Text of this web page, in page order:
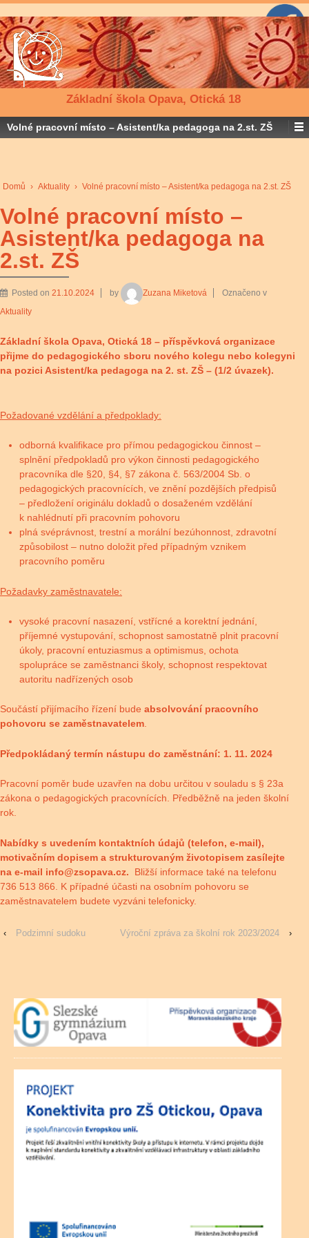
Základní škola Opava, Otická 18
Volné pracovní místo – Asistent/ka pedagoga na 2.st. ZŠ
Domů › Aktuality › Volné pracovní místo – Asistent/ka pedagoga na 2.st. ZŠ
Volné pracovní místo –
Asistent/ka pedagoga na
2.st. ZŠ
Posted on 21.10.2024 by Zuzana Miketová
Označeno v
Aktuality
Základní škola Opava, Otická 18 – příspěvková organizace
přijme do pedagogického sboru nového kolegu nebo kolegyni
na pozici Asistent/ka pedagoga na 2. st. ZŠ – (1/2 úvazek).
Požadované vzdělání a předpoklady:
odborná kvalifikace pro přímou pedagogickou činnost –
splnění předpokladů pro výkon činnosti pedagogického
pracovníka dle §20, §4, §7 zákona č. 563/2004 Sb. o
pedagogických pracovnících, ve znění pozdějších předpisů
– předložení originálu dokladů o dosaženém vzdělání
k nahlédnutí při pracovním pohovoru
plná svéprávnost, trestní a morální bezúhonnost, zdravotní
způsobilost – nutno doložit před případným vznikem
pracovního poměru
Požadavky zaměstnavatele:
vysoké pracovní nasazení, vstřícné a korektní jednání,
příjemné vystupování, schopnost samostatně plnit pracovní
úkoly, pracovní entuziasmus a optimismus, ochota
spolupráce se zaměstnanci školy, schopnost respektovat
autoritu nadřízených osob
Součástí přijímacího řízení bude absolvování pracovního
pohovoru se zaměstnavatelem.
Předpokládaný termín nástupu do zaměstnání: 1. 11. 2024
Pracovní poměr bude uzavřen na dobu určitou v souladu s § 23a
zákona o pedagogických pracovnících. Předběžně na jeden školní
rok.
Nabídky s uvedením kontaktních údajů (telefon, e-mail),
motivačním dopisem a strukturovaným životopisem zasílejte
na e-mail info@zsopava.cz.
Bližší informace také na telefonu
736 513 866. K případné účasti na osobním pohovoru se
zaměstnavatelem budete vyzváni telefonicky.
‹ Podzimní sudoku Výroční zpráva za školní rok 2023/2024 ›